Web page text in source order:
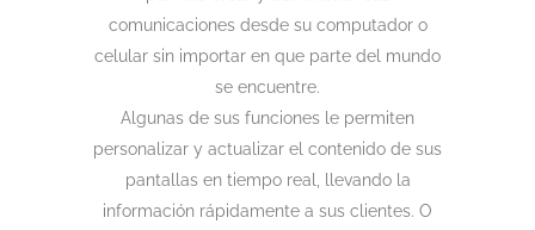
comunicaciones desde su computador o
celular sin importar en que parte del mundo
se encuentre.
Algunas de sus funciones le permiten
personalizar y actualizar el contenido de sus
pantallas en tiempo real, llevando la
información rápidamente a sus clientes. O